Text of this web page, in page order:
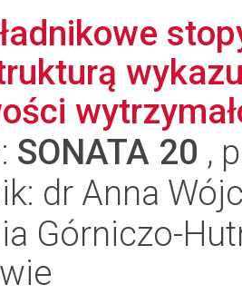
SONATA 20 ,
dr Anna
Górniczo-